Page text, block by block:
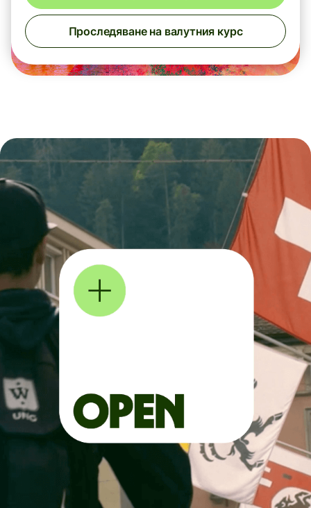
Проследяване на валутния курс